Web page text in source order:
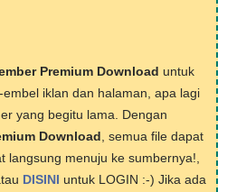
Premium Download untuk
iklan dan halaman, apa lagi
yang begitu lama. Dengan
Download , semua file dapat
langsung menuju ke sumbernya!,
DISINI untuk LOGIN :-) Jika ada